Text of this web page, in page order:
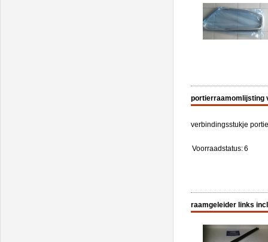
portierraamomlijsting
verbindingsstukje
Voorraadstatus:6
raamgeleider links